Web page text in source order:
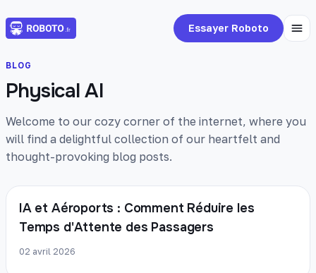
Essayer Roboto
BLOG
Physical AI
Welcome to our cozy corner of the internet, where you
will find a delightful collection of our heartfelt and
thought-provoking blog posts.
IA et Aéroports : Comment Réduire les
Temps d'Attente des Passagers
02 avril 2026